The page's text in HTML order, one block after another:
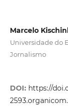
Marcelo
Universidade do
Jornalismo
DOI: https://